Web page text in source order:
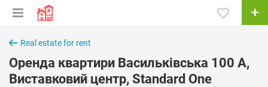
Real estate for rent
Оренда квартири Васильківська 100 А,
Виставковий центр, Standard One